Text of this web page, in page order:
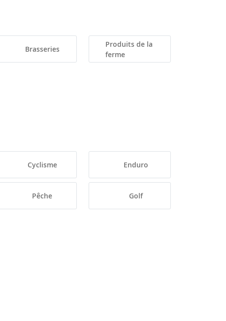
Brasseries
Produits de la
ferme
Cyclisme Enduro
Pêche Golf